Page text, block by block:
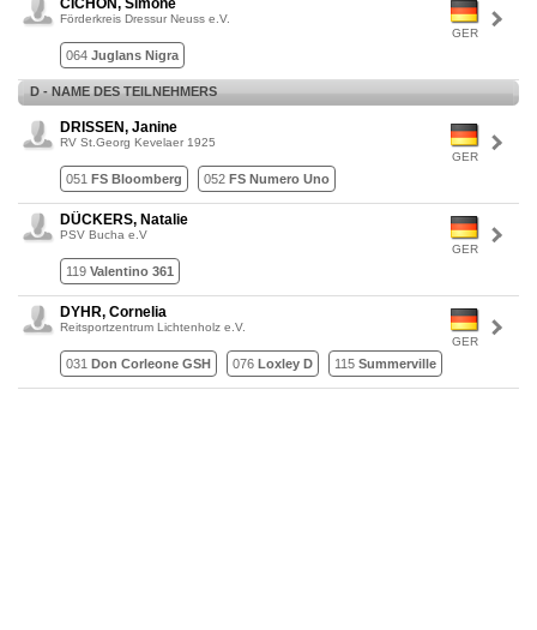
GER
CICHON, Simone
Förderkreis Dressur Neuss e.V.
064 Juglans Nigra
D - NAME DES TEILNEHMERS
GER
DRISSEN, Janine
RV St.Georg Kevelaer 1925
051 FS Bloomberg 052 FS Numero Uno
GER
DÜCKERS, Natalie
PSV Bucha e.V
119 Valentino 361
GER
DYHR, Cornelia
Reitsportzentrum Lichtenholz e.V.
031 Don Corleone GSH 076 Loxley D 115 Summerville